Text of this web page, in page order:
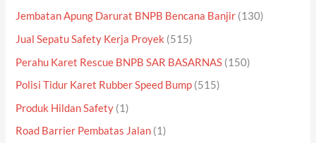
Jembatan Apung Darurat BNPB Bencana Banjir (130)
Jual Sepatu Safety Kerja Proyek (515)
Perahu Karet Rescue BNPB SAR BASARNAS (150)
Polisi Tidur Karet Rubber Speed Bump (515)
Produk Hildan Safety (1)
Road Barrier Pembatas Jalan (1)